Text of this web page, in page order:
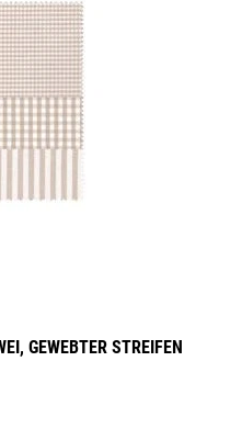
GEWEBTER STREIFEN